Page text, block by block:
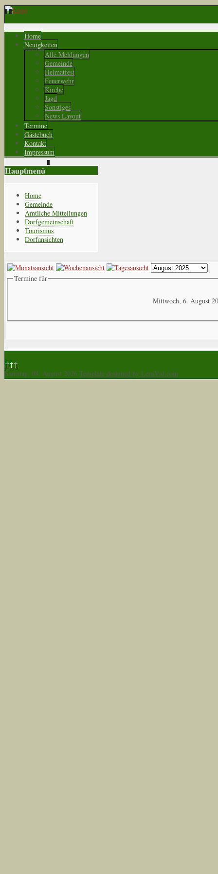
Home
Neuigkeiten
Alle Meldungen
Gemeinde
Heimatfest
Feuerwehr
Kirche
Jagd
Sonstiges
News Layout
Termine
Gästebuch
Kontakt
Impressum
Hauptmenü
Home
Gemeinde
Amtliche Mitteilungen
Dorfgemeinschaft
Tourismus
Dorfansichten
Termine für
Mittwoch, 6. August
↑↑↑
Samstag, 08. August 2026 Template designed by LernVid.com